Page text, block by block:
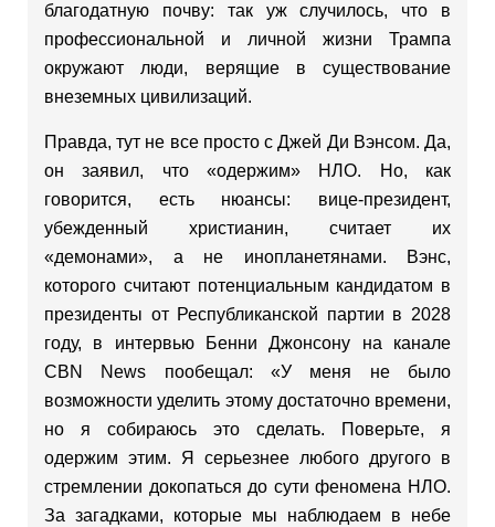
благодатную почву: так уж случилось, что в
профессиональной и личной жизни Трампа
окружают люди, верящие в существование
внеземных цивилизаций.
Правда, тут не все просто с Джей Ди Вэнсом. Да,
он заявил, что «одержим» НЛО. Но, как
говорится, есть нюансы: вице-президент,
убежденный христианин, считает их
«демонами», а не инопланетянами. Вэнс,
которого считают потенциальным кандидатом в
президенты от Республиканской партии в 2028
году, в интервью Бенни Джонсону на канале
CBN News пообещал: «У меня не было
возможности уделить этому достаточно времени,
но я собираюсь это сделать. Поверьте, я
одержим этим. Я серьезнее любого другого в
стремлении докопаться до сути феномена НЛО.
За загадками, которые мы наблюдаем в небе